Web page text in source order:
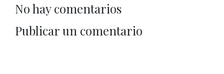
No hay comentarios
Publicar un comentario